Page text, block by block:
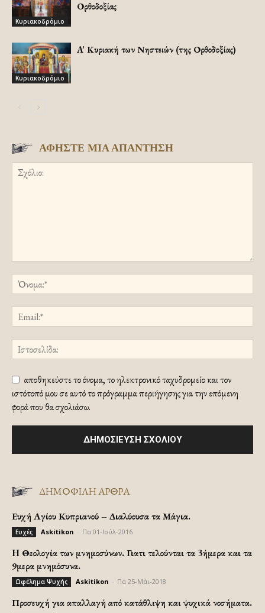
Κυριακοδρόμιο
Ορθοδοξίας
Κυριακοδρόμιο
A’ Κυριακή των Νηστειών (της Ορθοδοξίας)
ΑΦΗΣΤΕ ΜΙΑ ΑΠΑΝΤΗΣΗ
αποθηκεύστε το όνομα, το ηλεκτρονικό ταχυδρομείο και τον
ιστότοπό μου σε αυτό το πρόγραμμα περιήγησης για την επόμενη
φορά που θα σχολιάσω.
ΔΗΜΟΦΙΛΗ ΑΡΘΡΑ
Ευχή Αγίου Κυπριανού – Διαλύουσα τα Μάγια.
Ευχές Askitikon Πα 01-Ιούλ-2016
H Θεολογία των μνημοσύνων. Γιατι τελούνται τα 3ήμερα και τα
9μερα μνημόσυνα.
Ωφέλημα Ψυχής Askitikon Πα 25-Μάι-2018
Προσευχή για απαλλαγή από κατάθλιψη και ψυχικά νοσήματα.